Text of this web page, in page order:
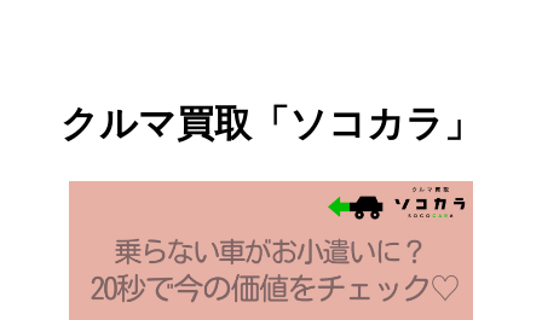
オ エス タッチ)＜バリスタミッキー＞
(木)より開始します。また、「バリス
まれながら、“夢のひととき”を体験で
きる期間限定イベントを、10月16日
クルマ買取「ソコカラ」